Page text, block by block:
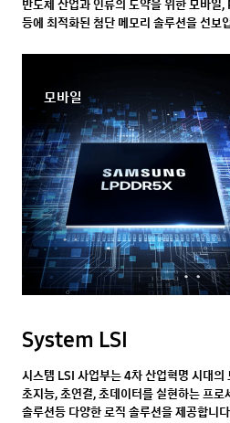
반도체 산업과 인류의 도약을 위한 모바일,
등에 최적화된 첨단 메모리 솔루션을 선보
모바일
System LSI
시스템 LSI 사업부는 4차 산업혁명 시대의
초지능, 초연결, 초데이터를 실현하는 프
솔루션등 다양한 로직 솔루션을 제공합니